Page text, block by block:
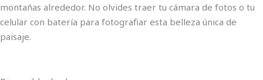
montañas alrededor. No olvides traer tu cámara de fotos o tu
celular con batería para fotografiar esta belleza única de
paisaje.